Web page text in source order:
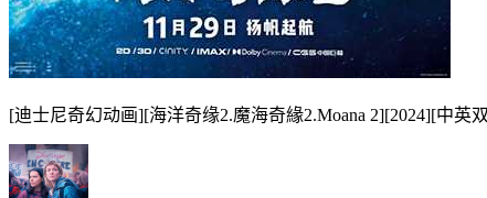
[迪士尼奇幻动画][海洋奇缘2.魔海奇緣2.Moana 2][2024][中